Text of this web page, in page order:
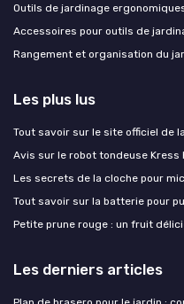
Outils de jardinage
Accessoires pour outils de
Rangement et organisation du
Les plus lus
Tout savoir sur le site officiel de
Avis sur le robot tondeuse Kress
Les secrets de la cloche pour
Tout savoir sur la batterie pour
Petite prune rouge : un fruit
Les derniers articles